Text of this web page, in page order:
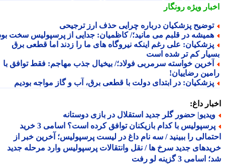
ویژهرونگار
پزشکیان درباره چرایی حذف ارز ترجیحی
در قلبم می مانید؛/ کاظمیان: جدایی از پرسپولیس سخت بود
علی رغم اینکه نیروگاه های ما را زدند اما قطعی برق
کم تر شده است
خواسته سرمربی فولاد؛/ بیخیال جذب مهاجم: فقط توافق با
رضاییان!
در ابتدای دولت با قطعی برق، آب و گاز مواجه بودیم
داغ:
حضور گلر جدید استقلال در بازی دوستانه
پرسپولیس با کدام بازیکنان توافق کرده است؟ اسامی 3 خرید
را ببینید / سه نام داغ در لیست پرسپولیس؛ آخرین خبر از
جدید سرخ ها / نقل وانتقالات پرسپولیس وارد مرحله جدید
3 گزینه لو رفت